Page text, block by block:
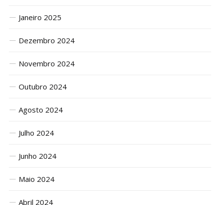
Janeiro 2025
Dezembro 2024
Novembro 2024
Outubro 2024
Agosto 2024
Julho 2024
Junho 2024
Maio 2024
Abril 2024